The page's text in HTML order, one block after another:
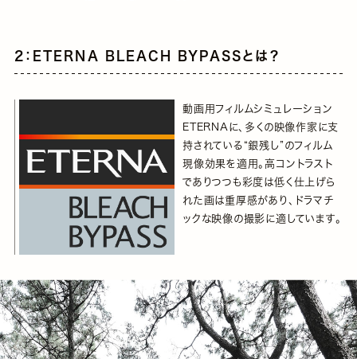
2：ETERNA BLEACH BYPASSとは？
動画用フィルムシミュレーション
ETERNAに、多くの映像作家に支
持されている“銀残し”のフィルム
現像効果を適用。高コントラスト
でありつつも彩度は低く仕上げら
れた画は重厚感があり、ドラマチ
ックな映像の撮影に適しています。